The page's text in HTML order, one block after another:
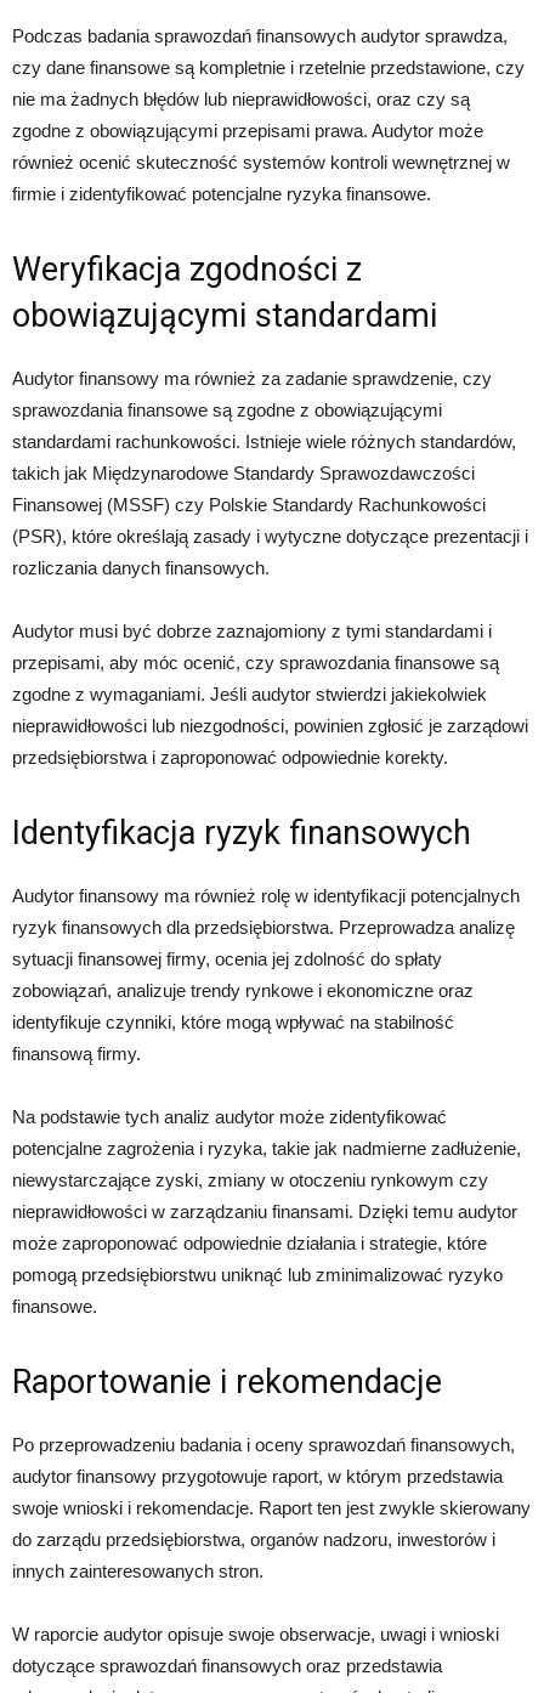
Podczas badania sprawozdań finansowych audytor sprawdza,
czy dane finansowe są kompletnie i rzetelnie przedstawione, czy
nie ma żadnych błędów lub nieprawidłowości, oraz czy są
zgodne z obowiązującymi przepisami prawa. Audytor może
również ocenić skuteczność systemów kontroli wewnętrznej w
firmie i zidentyfikować potencjalne ryzyka finansowe.
Weryfikacja zgodności z
obowiązującymi standardami
Audytor finansowy ma również za zadanie sprawdzenie, czy
sprawozdania finansowe są zgodne z obowiązującymi
standardami rachunkowości. Istnieje wiele różnych standardów,
takich jak Międzynarodowe Standardy Sprawozdawczości
Finansowej (MSSF) czy Polskie Standardy Rachunkowości
(PSR), które określają zasady i wytyczne dotyczące prezentacji i
rozliczania danych finansowych.
Audytor musi być dobrze zaznajomiony z tymi standardami i
przepisami, aby móc ocenić, czy sprawozdania finansowe są
zgodne z wymaganiami. Jeśli audytor stwierdzi jakiekolwiek
nieprawidłowości lub niezgodności, powinien zgłosić je zarządowi
przedsiębiorstwa i zaproponować odpowiednie korekty.
Identyfikacja ryzyk finansowych
Audytor finansowy ma również rolę w identyfikacji potencjalnych
ryzyk finansowych dla przedsiębiorstwa. Przeprowadza analizę
sytuacji finansowej firmy, ocenia jej zdolność do spłaty
zobowiązań, analizuje trendy rynkowe i ekonomiczne oraz
identyfikuje czynniki, które mogą wpływać na stabilność
finansową firmy.
Na podstawie tych analiz audytor może zidentyfikować
potencjalne zagrożenia i ryzyka, takie jak nadmierne zadłużenie,
niewystarczające zyski, zmiany w otoczeniu rynkowym czy
nieprawidłowości w zarządzaniu finansami. Dzięki temu audytor
może zaproponować odpowiednie działania i strategie, które
pomogą przedsiębiorstwu uniknąć lub zminimalizować ryzyko
finansowe.
Raportowanie i rekomendacje
Po przeprowadzeniu badania i oceny sprawozdań finansowych,
audytor finansowy przygotowuje raport, w którym przedstawia
swoje wnioski i rekomendacje. Raport ten jest zwykle skierowany
do zarządu przedsiębiorstwa, organów nadzoru, inwestorów i
innych zainteresowanych stron.
W raporcie audytor opisuje swoje obserwacje, uwagi i wnioski
dotyczące sprawozdań finansowych oraz przedstawia